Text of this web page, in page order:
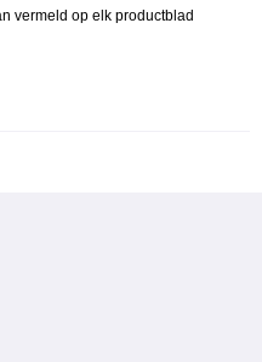
vermeld op elk productblad